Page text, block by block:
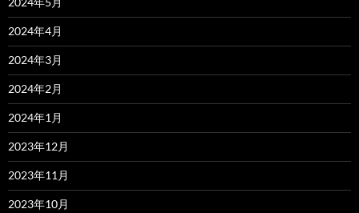
2024年4月
2024年3月
2024年2月
2024年1月
2023年12月
2023年11月
2023年10月